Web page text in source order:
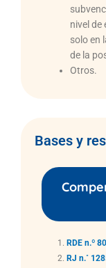
nivel de
solo en
de la
Otros.
Bases y
RDE n.º
RJ n.˚